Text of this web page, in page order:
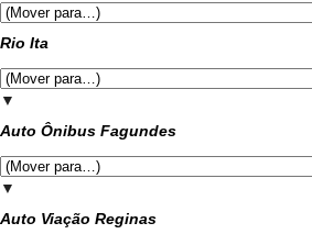
Rio Ita
▼
Auto Ônibus Fagundes
▼
Auto Viação Reginas